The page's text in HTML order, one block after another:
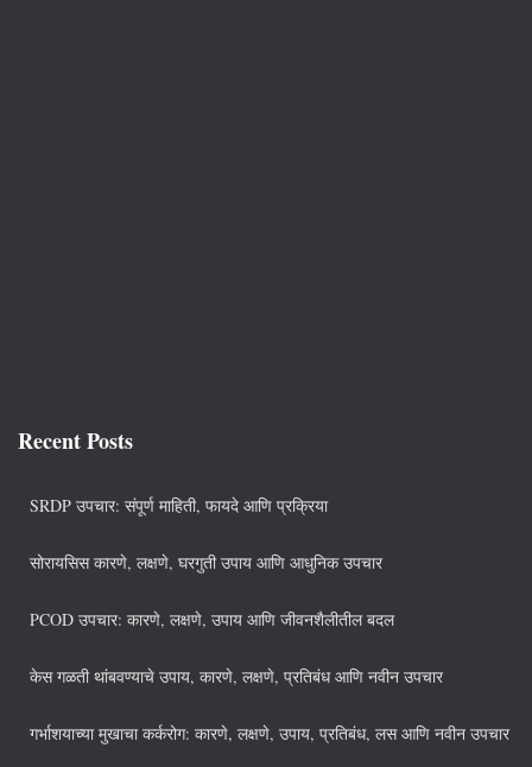
Recent Posts
SRDP उपचार: संपूर्ण माहिती, फायदे आणि प्रक्रिया
सोरायसिस कारणे, लक्षणे, घरगुती उपाय आणि आधुनिक उपचार
PCOD उपचार: कारणे, लक्षणे, उपाय आणि जीवनशैलीतील बदल
केस गळती थांबवण्याचे उपाय, कारणे, लक्षणे, प्रतिबंध आणि नवीन उपचार
गर्भाशयाच्या मुखाचा कर्करोग: कारणे, लक्षणे, उपाय, प्रतिबंध, लस आणि नवीन उपचार